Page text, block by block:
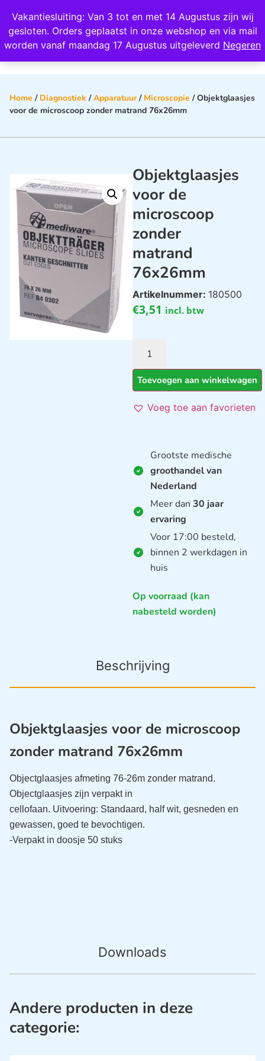
Vakantiesluiting: Van 3 tot en met 14 Augustus zijn wij
gesloten. Orders geplaatst in onze webshop en via mail
worden vanaf maandag 17 Augustus uitgeleverd Negeren
Wij scoren een 4,8 op Google
Home / Diagnostiek /Apparatuur/ Microscopie / Objektglaasjes
voor de microscoop zonder matrand 76x26mm
Objektglaasjes
voor de
microscoop
zonder
matrand
76x26mm
Artikelnummer: 180500
€3,51 incl. btw
Toevoegen aan winkelwagen
Voeg toe aan favorieten
Grootste medische
groothandel van
Nederland
Meer dan 30 jaar
ervaring
Voor 17:00 besteld,
binnen 2 werkdagen in
huis
Op voorraad (kan
nabesteld worden)
Beschrijving
Downloads
Objektglaasjes voor de microscoop
zonder matrand 76x26mm
Objectglaasjes afmeting 76-26m zonder matrand.
Objectglaasjes zijn verpakt in
cellofaan. Uitvoering: Standaard, half wit, gesneden en
gewassen, goed te bevochtigen.
-Verpakt in doosje 50 stuks
Andere producten in deze
categorie: